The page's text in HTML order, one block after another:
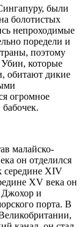
были
болотистых
непроходимые
поредели и
поэтому
Убин, которые
обитают дикие
огромное
малайско-
он отделился
середине XIV
XV века он
Джохор и
порта. В